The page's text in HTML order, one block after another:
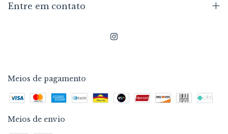
Entre em contato
Meios de pagamento
Meios de envio